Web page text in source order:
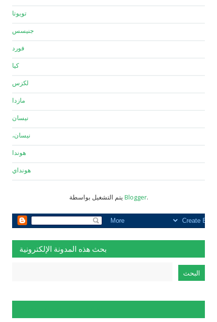
تويوتا
جنيسس
فورد
كيا
لكزس
مازدا
نيسان
نيسان،
هوندا
هونداي
Blogger.
بحث هذه المدونة الإلكترونية